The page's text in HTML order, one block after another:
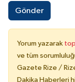
Gönder
Yorum yazarak
ve tüm
Gazete Rize /
Dakika Haberleri